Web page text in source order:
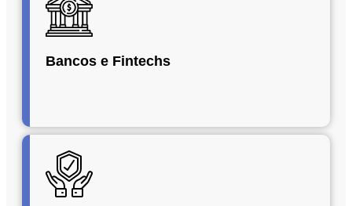
Bancos e Fintechs